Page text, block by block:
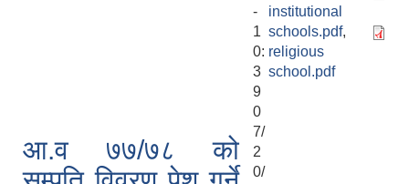
-
1
0:
3
9
institutional
schools.pdf,
religious
school.pdf
आ.व ७७/७८ को
0
7/
2
0/